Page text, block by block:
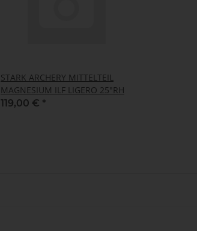
STARK ARCHERY MITTELTEIL
MAGNESIUM ILF LIGERO 25"RH
119,00 € *